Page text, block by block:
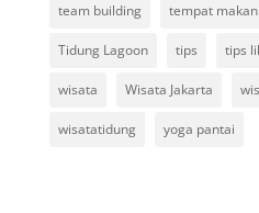
team building tempat
Tidung Lagoon tips tips
wisata Wisata Jakarta
wisatatidung yoga pantai